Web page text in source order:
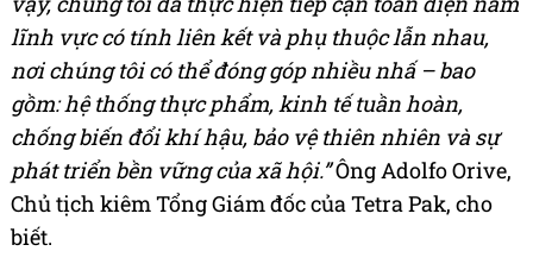
lĩnh vực có tính liên kết và phụ thuộc lẫn nhau,
nơi chúng tôi có thể đóng góp nhiều nhấ – bao
gồm: hệ thống thực phẩm, kinh tế tuần hoàn,
chống biến đổi khí hậu, bảo vệ thiên nhiên và sự
phát triển bền vững của xã hội.”Ông Adolfo Orive,
Chủ tịch kiêm Tổng Giám đốc của Tetra Pak, cho
biết.